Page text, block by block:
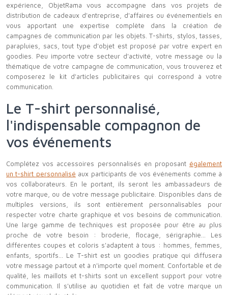
expérience, ObjetRama vous accompagne dans vos projets de
distribution de cadeaux d'entreprise, d'affaires ou événementiels en
vous apportant une expertise complète dans la création de
campagnes de communication par les objets. T-shirts, stylos, tasses,
parapluies, sacs, tout type d'objet est proposé par votre expert en
goodies. Peu importe votre secteur d'activité, votre message ou la
thématique de votre campagne de communication, vous trouverez et
composerez le kit d'articles publicitaires qui correspond à votre
communication.
Le T-shirt personnalisé,
l'indispensable compagnon de
vos événements
Complétez vos accessoires personnalisés en proposant également
un t-shirt personnalisé aux participants de vos événements comme à
vos collaborateurs. En le portant, ils seront les ambassadeurs de
votre marque, ou de votre message publicitaire. Disponibles dans de
multiples versions, ils sont entièrement personnalisables pour
respecter votre charte graphique et vos besoins de communication.
Une large gamme de techniques est proposée pour être au plus
proche de votre besoin : broderie, flocage, sérigraphie... Les
différentes coupes et coloris s'adaptent à tous : hommes, femmes,
enfants, sportifs... Le T-shirt est un goodies pratique qui diffusera
votre message partout et à n'importe quel moment. Confortable et de
qualité, les maillots et t-shirts sont un excellent support pour votre
communication. Il s'utilise au quotidien et fait de votre marque un